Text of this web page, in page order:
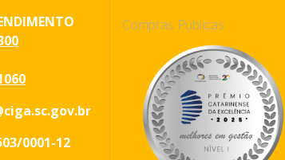
0001-12
Compras Públicas